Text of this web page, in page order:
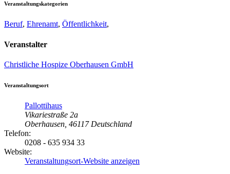
Veranstaltungskategorien
Beruf, Ehrenamt, Öffentlichkeit,
Veranstalter
Christliche Hospize Oberhausen GmbH
Veranstaltungsort
Pallottihaus
Vikariestraße 2a
Oberhausen 46117 Deutschland
Telefon:
0208 - 635 934 33
Website:
Veranstaltungsort-Website anzeigen